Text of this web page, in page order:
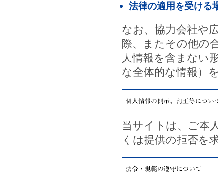
法律の適用を受ける
なお、協力会社や
際、またその他の
人情報を含まない
な全体的な情報）
当サイトは、ご本
くは提供の拒否を